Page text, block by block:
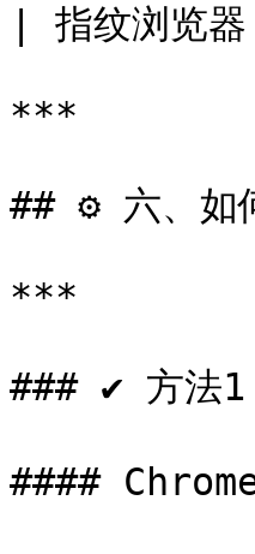
| 指纹浏览
***
## ⚙️ 六、如
***
### ✔ 方法1
####